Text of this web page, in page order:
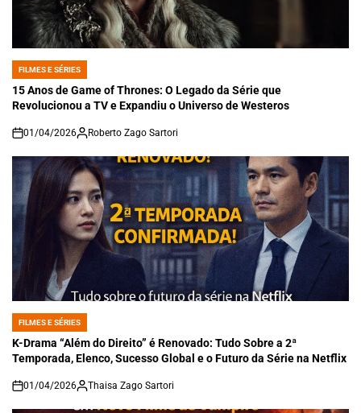
POSTED
IN
FILMES E SÉRIES
15 Anos de Game of Thrones: O Legado da Série que
Revolucionou a TV e Expandiu o Universo de Westeros
on
01/04/2026 Roberto Zago Sartori
POSTED
IN
FILMES E SÉRIES
K-Drama “Além do Direito” é Renovado: Tudo Sobre a 2ª
Temporada, Elenco, Sucesso Global e o Futuro da Série na Netflix
on
01/04/2026 Thaisa Zago Sartori